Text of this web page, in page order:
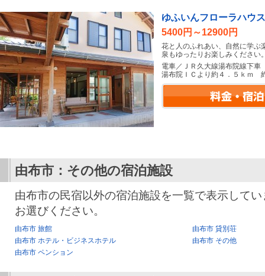
ゆふいんフローラハウス
5400円～12900円
花と人のふれあい、自然に学ぶ
泉もゆったりお楽しみください
電車／ＪＲ久大線湯布院線下
湯布院ＩＣより約４．５ｋｍ
由布市：その他の宿泊施設
由布市の民宿以外の宿泊施設を一覧で表示して
お選びください。
由布市 旅館
由布市 貸別荘
由布市 ホテル・ビジネスホテル
由布市 その他
由布市 ペンション